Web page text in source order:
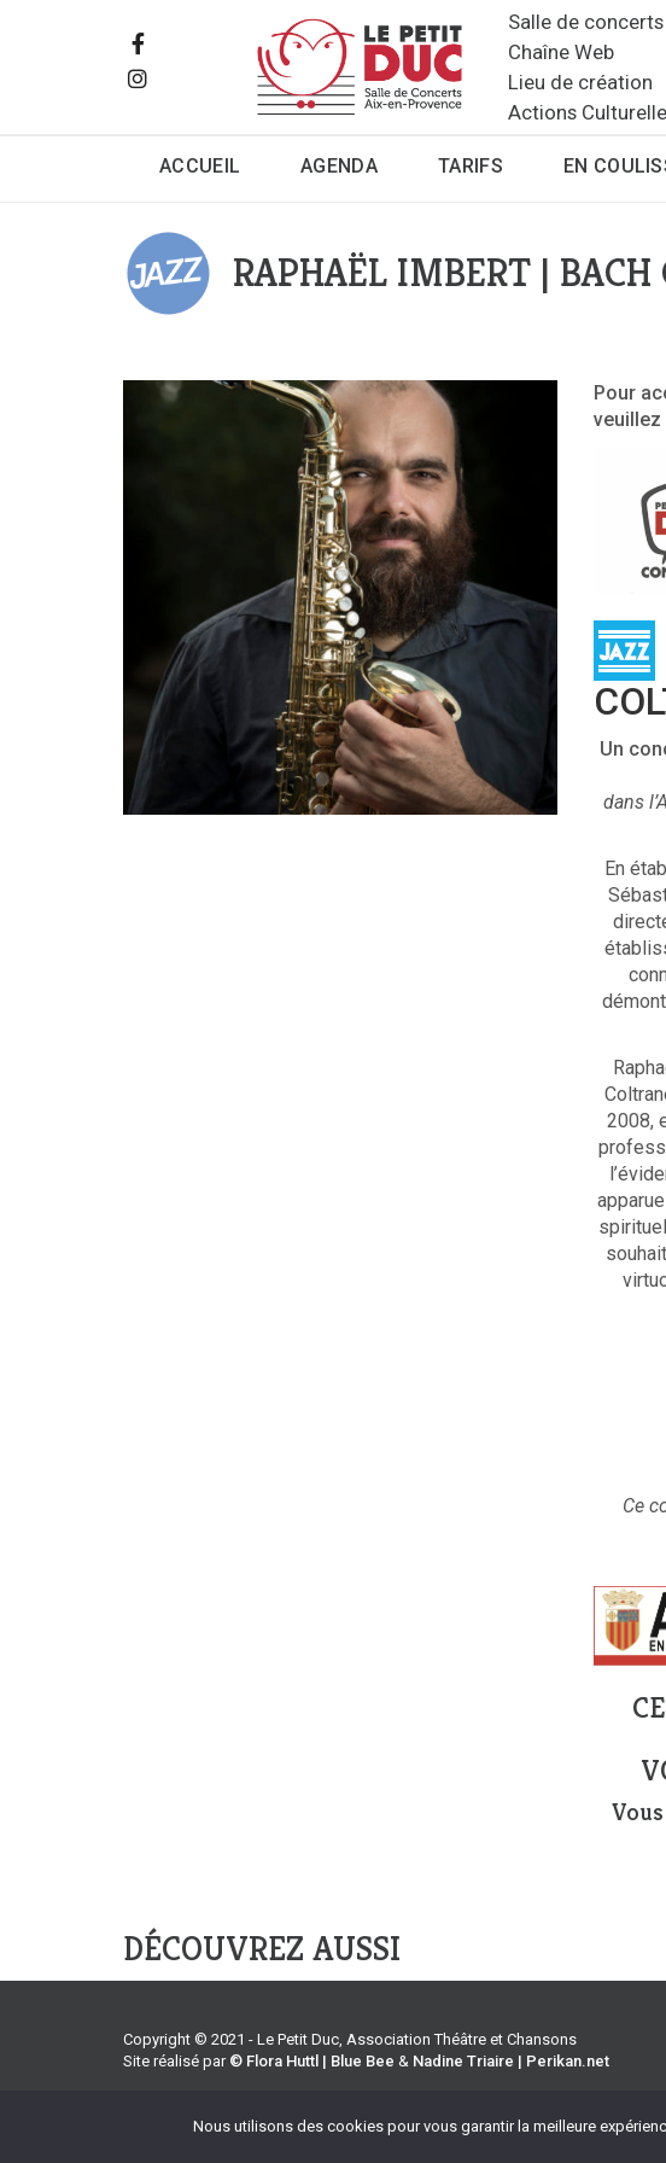
Salle de concerts
Chaîne Web
Lieu de création
Actions
ACCUEIL AGENDA TARIFS EN
RAPHAËL IMBERT | BACH
Pour
veuillez
Un
dans
En
2008,
Ce
DÉCOUVREZ AUSSI
Copyright © 2021 - Le Petit Duc, Association Théâtre et Chansons
Site réalisé par © Flora Huttl | Blue Bee & Nadine Triaire | Perikan.net
Nous utilisons des cookies pour vous garantir la meilleure